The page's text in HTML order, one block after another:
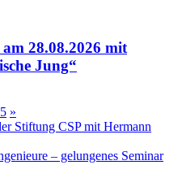
28.08.2026 mit
Jung“
5 »
Stiftung CSP mit Hermann
– gelungenes Seminar